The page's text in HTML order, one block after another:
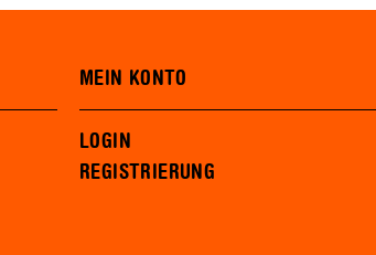
MEIN KONTO
LOGIN
REGISTRIERUNG